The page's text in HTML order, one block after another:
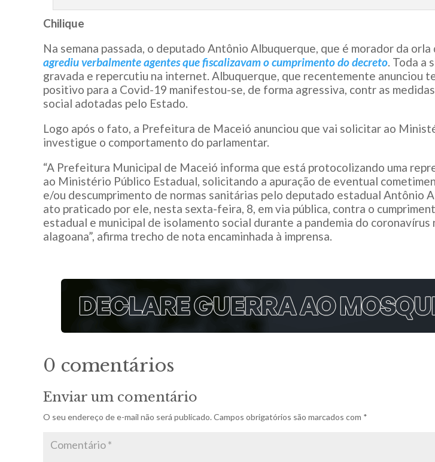
Chilique
Na semana passada, o deputado Antônio Albuquerque, que é morador da orla
agrediu verbalmente agentes que fiscalizavam o cumprimento do decreto. Toda a
gravada e repercutiu na internet. Albuquerque, que recentemente anunciou
positivo para a Covid-19 manifestou-se, de forma agressiva, contr as
social adotadas pelo Estado.
Logo após o fato, a Prefeitura de Maceió anunciou que vai solicitar ao
investigue o comportamento do parlamentar.
“A Prefeitura Municipal de Maceió informa que está protocolizando uma
ao Ministério Público Estadual, solicitando a apuração de eventual
e/ou descumprimento de normas sanitárias pelo deputado estadual Antônio
ato praticado por ele, nesta sexta-feira, 8, em via pública, contra o
estadual e municipal de isolamento social durante a pandemia do coronavírus
alagoana”, afirma trecho de nota encaminhada à imprensa.
0 comentários
Enviar um comentário
O seu endereço de e-mail não será publicado. Campos obrigatórios são marcados com *